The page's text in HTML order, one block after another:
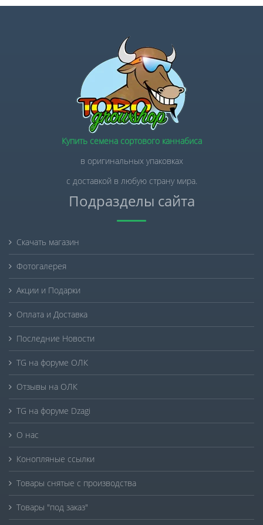
Купить семена сортового каннабиса
в оригинальных упаковках
с доставкой в любую страну мира.
Подразделы сайта
Скачать магазин
Фотогалерея
Акции и Подарки
Оплата и Доставка
Последние Новости
TG на форуме ОЛК
Отзывы на ОЛК
TG на форуме Dzagi
О нас
Конопляные ссылки
Товары снятые с производства
Товары "под заказ"